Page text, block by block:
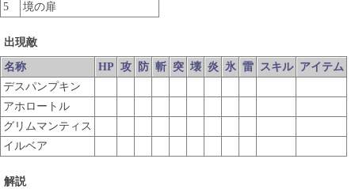
5
境の扉
出現敵
名称 HP 攻 防 斬 突 壊 炎 氷 雷 スキル アイテム
デスパンプキン
アホロートル
グリムマンティス
イルベア
解説